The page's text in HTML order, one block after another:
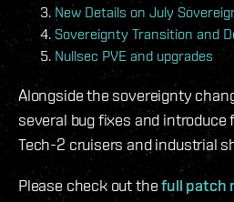
New Details on July
Sovereignty Transition and
Nullsec PVE and upgrades
Alongside the sovereignty
several bug fixes and
Tech-2 cruisers and industrial
Please check out thefull patch